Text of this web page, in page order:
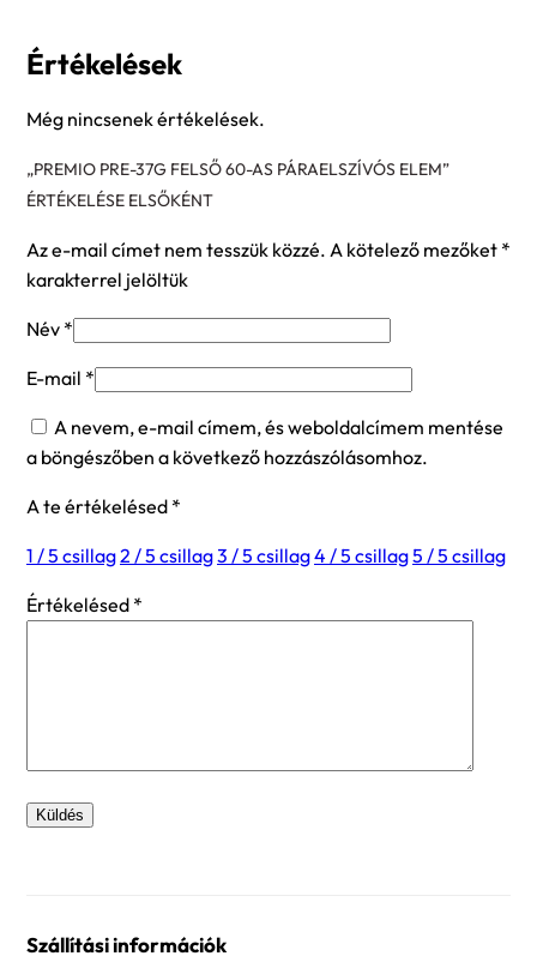
Értékelések
Még nincsenek értékelések.
„PREMIO PRE-37G FELSŐ 60-AS PÁRAELSZÍVÓS ELEM”
ÉRTÉKELÉSE ELSŐKÉNT
Az e-mail címet nem tesszük közzé. A kötelező mezőket *
karakterrel jelöltük
Név *
E-mail *
A nevem, e-mail címem, és weboldalcímem mentése
a böngészőben a következő hozzászólásomhoz.
A te értékelésed *
1 / 5 csillag2 / 5 csillag3 / 5 csillag4 / 5 csillag5 / 5 csillag
Értékelésed *
Szállítási információk